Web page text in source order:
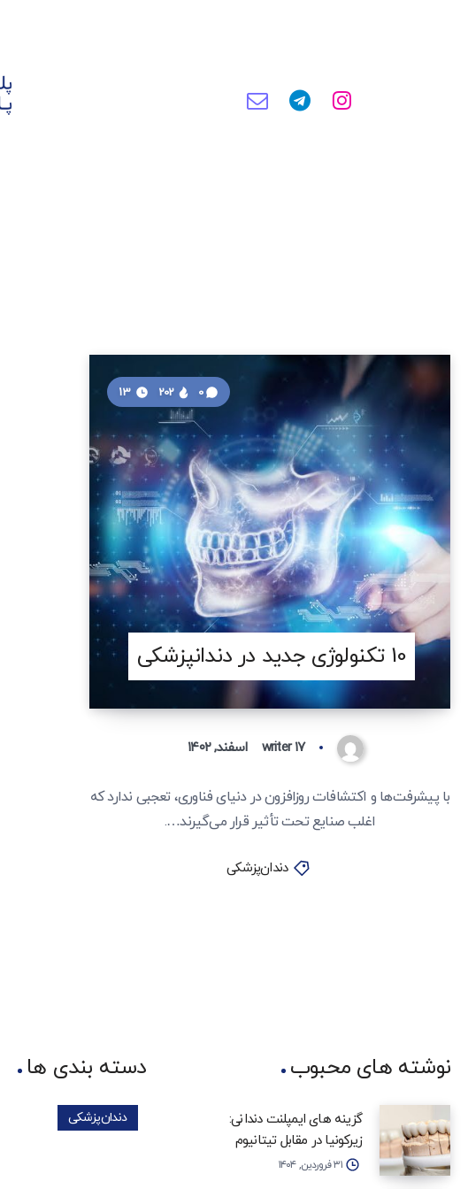
10 تکنولوژی جدید در دندانپزشکی
0
202
writer ۱۷ اسفند, ۱۴۰۲
با پیشرفت‌ها و اکتشافات روزافزون در دنیای فناوری، تعجبی ندارد که
اغلب صنایع تحت تأثیر قرار می‌گیرند….
دندان‌پزشکی
نوشته های محبوب
گزینه‌ های ایمپلنت دندانی:
زیرکونیا در مقابل تیتانیوم
۳۱ فروردین, ۱۴۰۴
دسته بندی ها
دندان‌پزشکی